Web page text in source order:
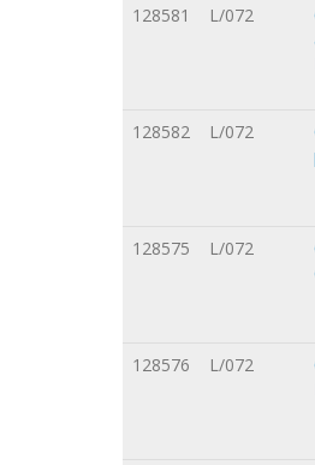
128581 L/072
128582 L/072
128575 L/072
128576 L/072